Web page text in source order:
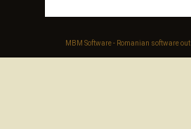
MBM Software - Romanian software